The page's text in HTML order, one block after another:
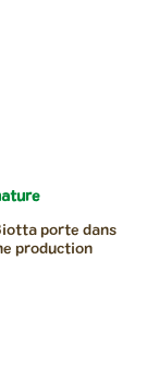
porte dans
production